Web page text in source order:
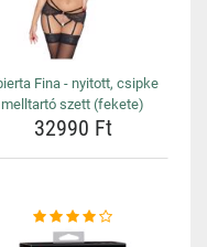
Fina - nyitott, csipke
melltartó szett (fekete)
32990 Ft